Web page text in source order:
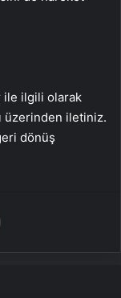
ile ilgili olarak
üzerinden iletiniz.
dönüş